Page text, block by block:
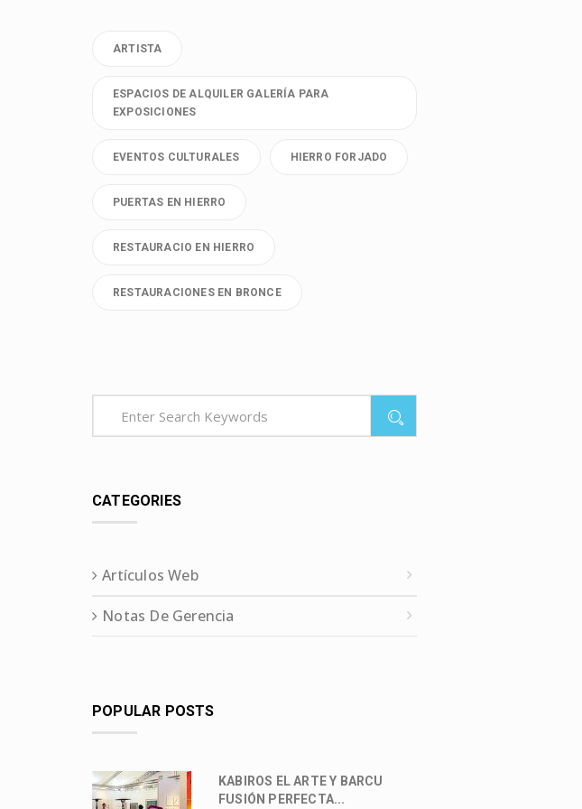
ARTISTA
ESPACIOS DE ALQUILER GALERÍA PARA
EXPOSICIONES
EVENTOS CULTURALES HIERRO FORJADO
PUERTAS EN HIERRO
RESTAURACIO EN HIERRO
RESTAURACIONES EN BRONCE
CATEGORIES
Artículos Web
Notas De Gerencia
POPULAR POSTS
KABIROS EL ARTE Y BARCU
FUSIÓN PERFECTA...